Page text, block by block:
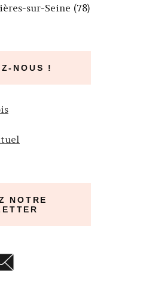
sur-Seine (78)
NOUS !
NOTRE